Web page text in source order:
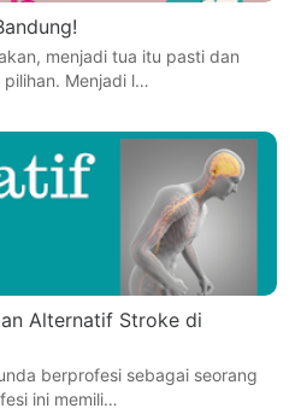
menjadi tua itu pasti dan
Menjadi l…
Alternatif Stroke di
berprofesi sebagai seorang
ini memili…